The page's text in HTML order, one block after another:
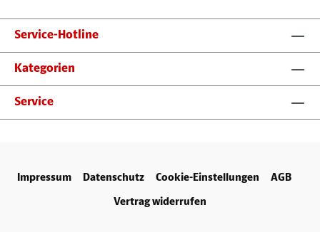
Service-Hotline
Kategorien
Service
Impressum Datenschutz Cookie-Einstellungen
AGB
Vertrag widerrufen